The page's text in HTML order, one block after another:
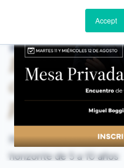
Accept
Horizonte
medio.
Balance entre
crecer y
proteger.
Para inversores con
horizonte de 5 a 10 años